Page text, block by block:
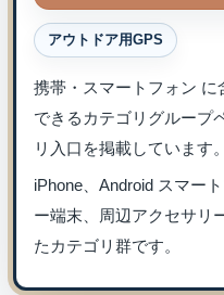
携帯・スマートフォン
できるカテゴリグループ
リ入口を掲載しています。
iPhone、Android スマー
ー端末、周辺アクセサリ
たカテゴリ群です。
アウトドア用GPS